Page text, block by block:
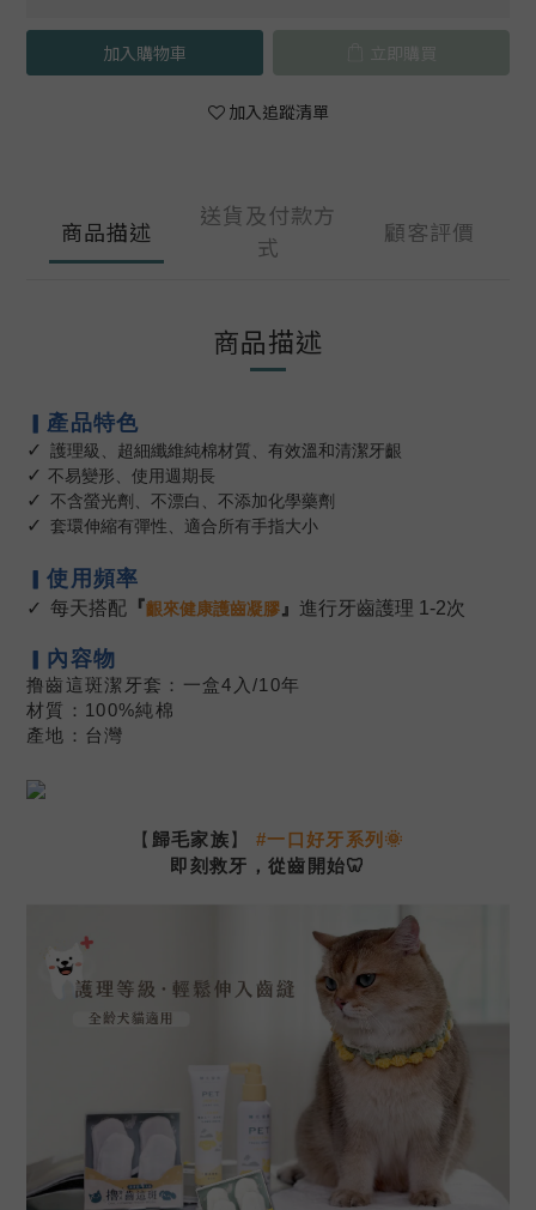
加入購物車
加入追蹤清單
商品描述
送貨及付款方
式
顧客評價
商品描述
▎ 產品特色
✓ 護理級 、 超細纖維純棉材質、 有效溫和清潔牙齦
✓ 不易變形、使用週期長
✓ 不含螢光劑 、不漂白 、不添加化學藥劑
✓ 套環伸縮有彈性、適合所有手指大小
▎使用頻率
✓ 每天搭配『齦來健康護齒凝膠』 進行牙齒護理 1-2次
▎ 內容物
撸齒這斑潔牙套 ： 一盒4入/10年
材質 ： 100%純棉
產地 ： 台灣
【 歸毛家族】 #一口好牙系列 🌞
即刻救牙 ，從齒開始🦷